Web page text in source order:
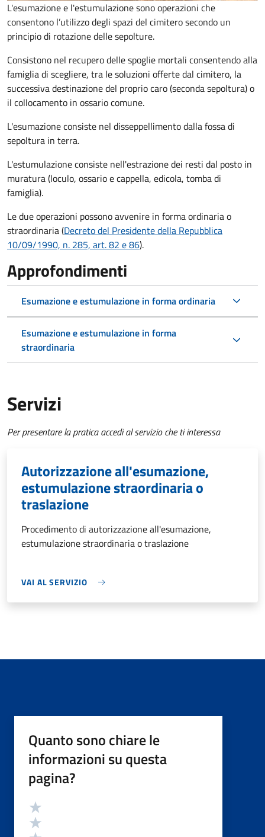
L'esumazione e l'estumulazione sono operazioni che
consentono l’utilizzo degli spazi del cimitero secondo un
principio di rotazione delle sepolture.
Consistono nel recupero delle spoglie mortali consentendo alla
famiglia di scegliere, tra le soluzioni offerte dal cimitero, la
successiva destinazione del proprio caro (seconda sepoltura)o
il collocamento in ossario comune.
L'esumazione consiste nel disseppellimento dalla fossa di
sepoltura in terra.
L'estumulazione consiste nell'estrazione dei resti dal posto in
muratura (loculo, ossario e cappella, edicola, tomba di
famiglia).
Le due operazioni possono avvenire in forma ordinaria o
straordinaria (Decreto del Presidente della Repubblica
10/09/1990, n. 285, art. 82 e 86).
Approfondimenti
Esumazione e estumulazione in forma ordinaria
Esumazione e estumulazione in forma
straordinaria
Servizi
Per presentare la pratica accedi al servizio che ti interessa
Autorizzazione all'esumazione,
estumulazione straordinaria o
traslazione
Procedimento di autorizzazione all'esumazione,
estumulazione straordinaria o traslazione
VAI AL SERVIZIO
Quanto sono chiare le
informazioni su questa
pagina?
Valutazione